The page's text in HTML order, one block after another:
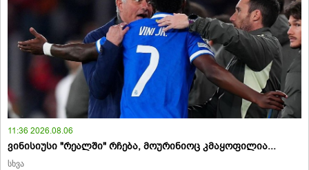
11:36 2026.08.06
ვინისიუსი "რეალში" რჩება, მოურინიოც კმაყოფილია...
სხვა